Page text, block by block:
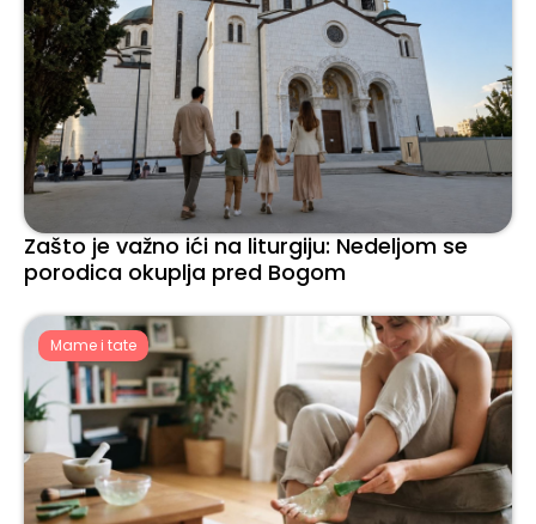
Zašto je važno ići na liturgiju: Nedeljom se
porodica okuplja pred Bogom
Mame i tate